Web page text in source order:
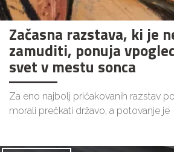
Začasna razstava, ki je
zamuditi, ponuja
svet v mestu sonca
Za eno najbolj pričakovanih razstav
morali prečkati državo, a potovanje je